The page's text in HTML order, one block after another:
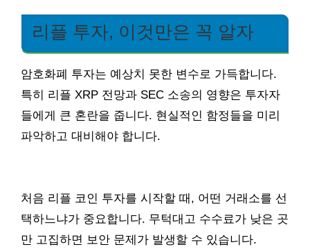
리플 투자, 이것만은 꼭 알자
암호화폐 투자는 예상치 못한 변수로 가득합니다.
특히 리플 XRP 전망과 SEC 소송의 영향은 투자자
들에게 큰 혼란을 줍니다. 현실적인 함정들을 미리
파악하고 대비해야 합니다.
처음 리플 코인 투자를 시작할 때, 어떤 거래소를 선
택하느냐가 중요합니다. 무턱대고 수수료가 낮은 곳
만 고집하면 보안 문제가 발생할 수 있습니다.